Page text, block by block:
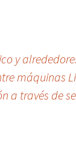
y
máquinas
a través de